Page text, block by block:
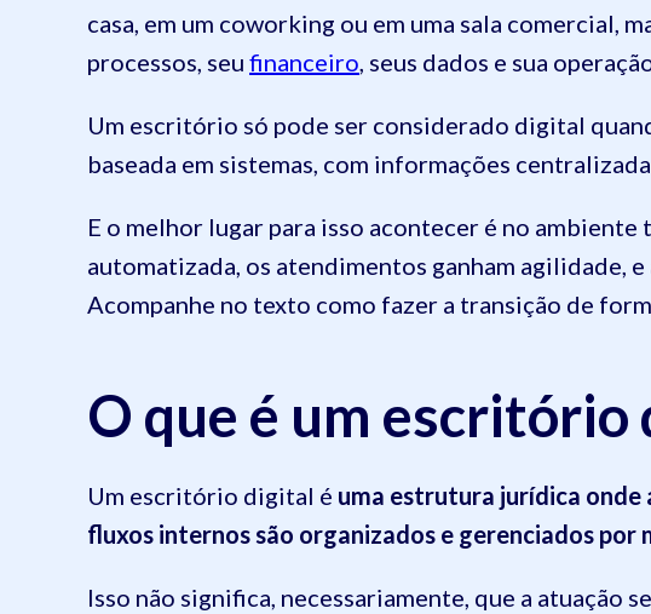
casa, em um coworking ou em uma sala comercial,
processos, seu financeiro, seus dados e sua
Um escritório só pode ser considerado digital
baseada em sistemas, com informações
E o melhor lugar para isso acontecer é no
automatizada, os atendimentos ganham agilidade,
Acompanhe no texto como fazer a transição de
O que é um escritório
Um escritório digital é uma estrutura jurídica onde
fluxos internos são organizados e gerenciados por
Isso não significa, necessariamente, que a atuação